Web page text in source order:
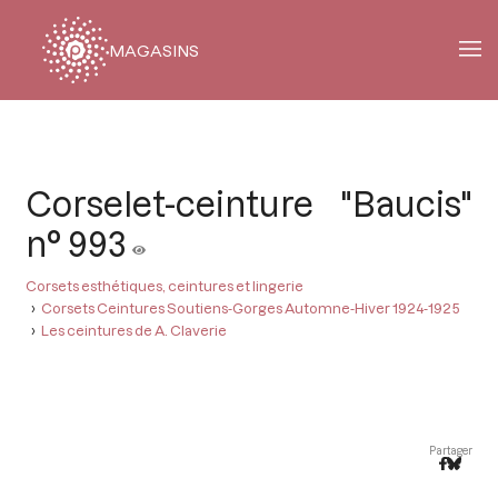
MAGASINS
Corselet-ceinture "Baucis"
n° 993
Corsets esthétiques, ceintures et lingerie
Corsets Ceintures Soutiens-Gorges Automne-Hiver 1924-1925
Les ceintures de A. Claverie
Partager